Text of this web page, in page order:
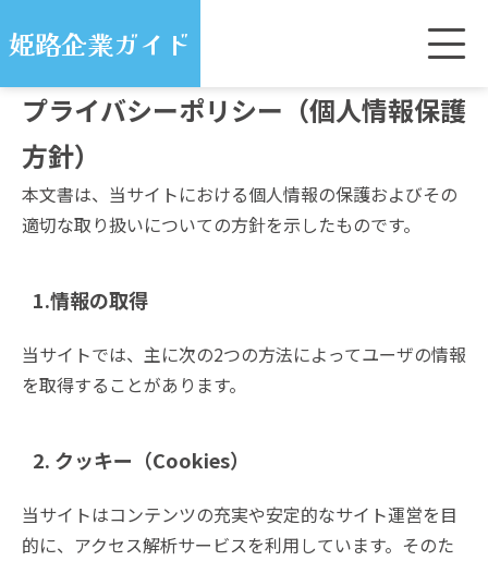
姫路企業ガイド
プライバシーポリシー（個人情報保護
方針）
本文書は、当サイトにおける個人情報の保護およびその
適切な取り扱いについての方針を示したものです。
1.情報の取得
当サイトでは、主に次の2つの方法によってユーザの情報
を取得することがあります。
2. クッキー（Cookies）
当サイトはコンテンツの充実や安定的なサイト運営を目
的に、アクセス解析サービスを利用しています。そのた